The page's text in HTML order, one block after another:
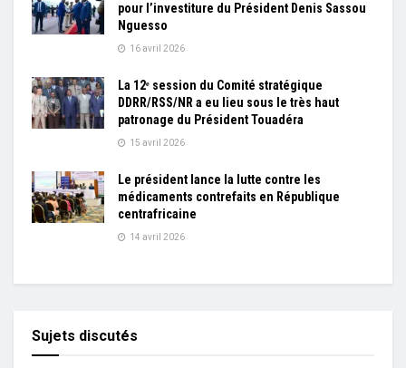
pour l’investiture du Président Denis Sassou
Nguesso
16 avril 2026
La 12ᵉ session du Comité stratégique
DDRR/RSS/NR a eu lieu sous le très haut
patronage du Président Touadéra
15 avril 2026
Le président lance la lutte contre les
médicaments contrefaits en République
centrafricaine
14 avril 2026
Sujets discutés